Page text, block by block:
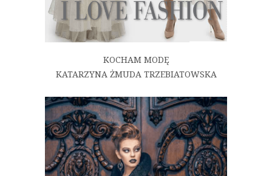
KOCHAM MODĘ
KATARZYNA ŻMUDA TRZEBIATOWSKA